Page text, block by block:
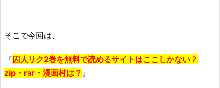
そこで今回は、
『囚人リク2巻を無料で読めるサイトはここしかない？
zip・rar・漫画村は？ 』